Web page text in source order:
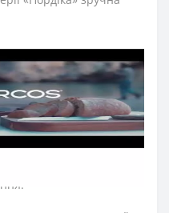
тривалої роботи.
дерева ованкол,
та стійкий до
рукоятки ножа
заклепки, що
з кухонним ножем.
розташовується на